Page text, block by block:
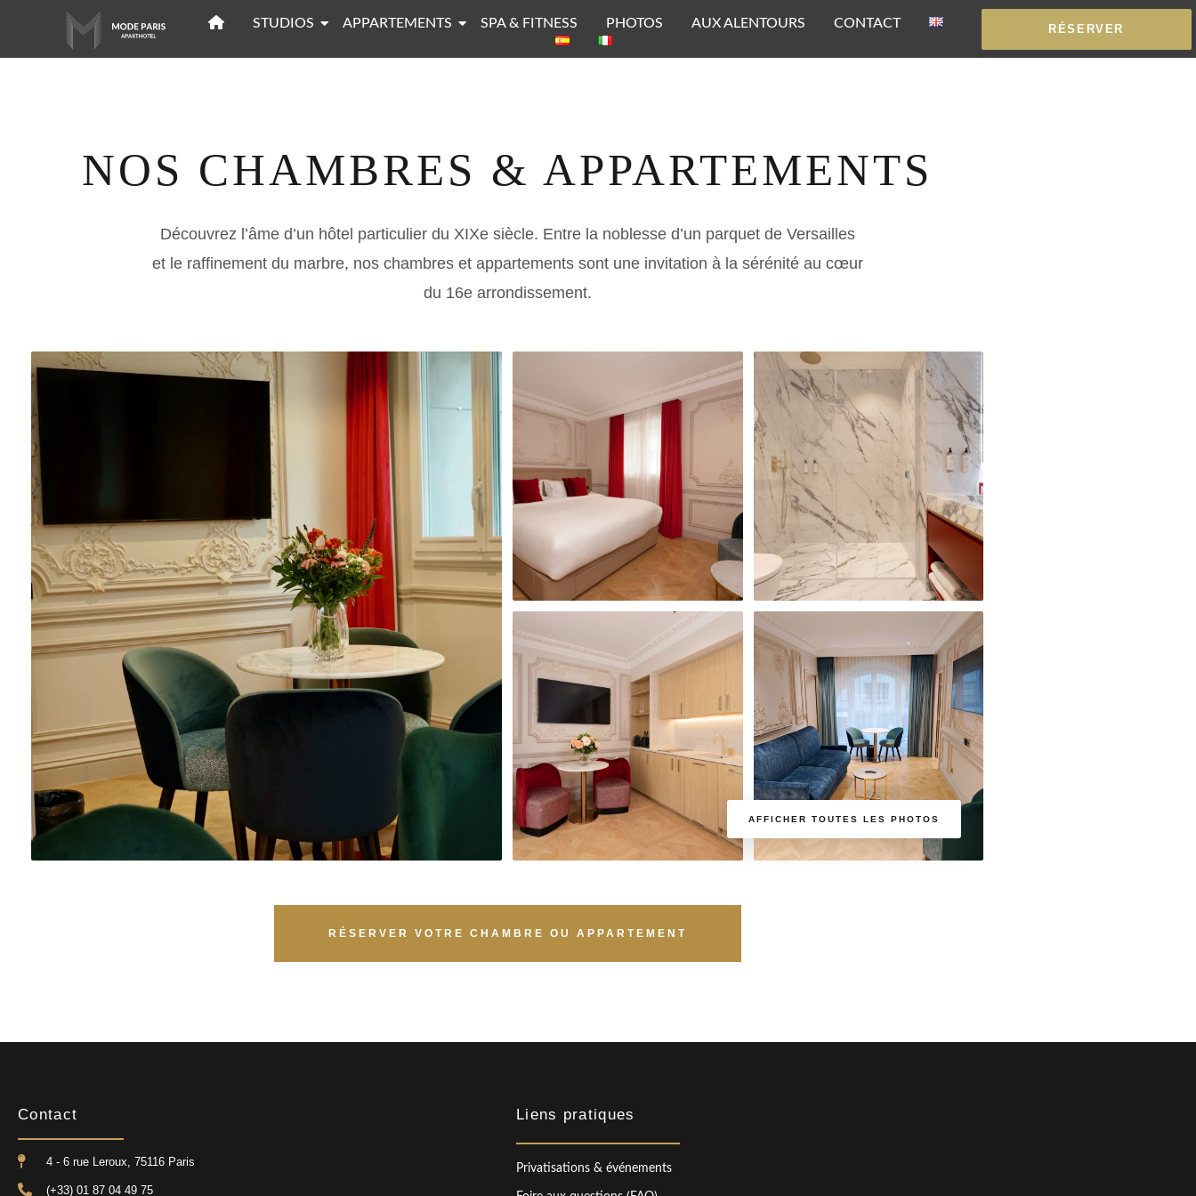
STUDIOS APPARTEMENTS SPA & FITNESS PHOTOS AUX ALENTOURS CONTACT RÉSERVER
NOS CHAMBRES & APPARTEMENTS
Découvrez l’âme d’un hôtel particulierdu XIXe siècle. Entre la noblesse d’un parquet de Versailles
et le raffinement du marbre, nos chambres et appartements sont une invitation à la sérénité au cœur
du 16e arrondissement.
AFFICHER TOUTES LES PHOTOS
RÉSERVER VOTRE CHAMBRE OU APPARTEMENT
Contact
4 - 6 rue Leroux, 75116 Paris
(+33) 01 87 04 49 75
Liens pratiques
Privatisations & événements